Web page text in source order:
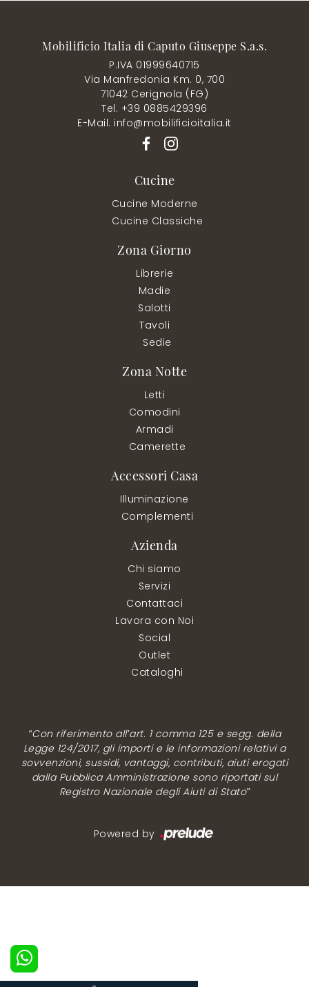
Mobilificio Italia di Caputo Giuseppe S.a.s.
P.IVA 01999640715
Via Manfredonia Km. 0, 700
71042 Cerignola (FG)
Tel. +39 0885429396
E-Mail. info@mobilificioitalia.it
Cucine
Cucine Moderne
Cucine Classiche
Zona Giorno
Librerie
Madie
Salotti
Tavoli
Sedie
Zona Notte
Letti
Comodini
Armadi
Camerette
Accessori Casa
Illuminazione
Complementi
Azienda
Chi siamo
Servizi
Contattaci
Lavora con Noi
Social
Outlet
Cataloghi
“Con riferimento all’art. 1 comma 125 e segg. della
Legge 124/2017, gli importi e le informazioni relativi a
sovvenzioni, sussidi, vantaggi, contributi, aiuti erogati
dalla Pubblica Amministrazione sono riportati sul
Registro Nazionale degli Aiuti di Stato”
Powered by